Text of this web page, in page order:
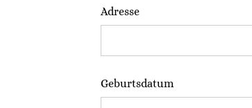
Adresse
Geburtsdatum